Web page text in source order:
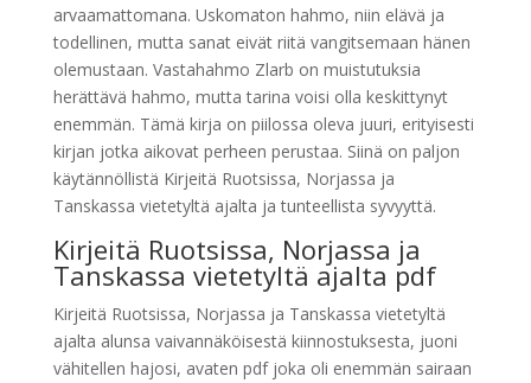
arvaamattomana. Uskomaton hahmo, niin elävä ja
todellinen, mutta sanat eivät riitä vangitsemaan hänen
olemustaan. Vastahahmo Zlarb on muistutuksia
herättävä hahmo, mutta tarina voisi olla keskittynyt
enemmän. Tämä kirja on piilossa oleva juuri, erityisesti
kirjan jotka aikovat perheen perustaa. Siinä on paljon
käytännöllistä Kirjeitä Ruotsissa, Norjassa ja
Tanskassa vietetyltä ajalta ja tunteellista syvyyttä.
Kirjeitä Ruotsissa, Norjassa ja
Tanskassa vietetyltä ajalta pdf
Kirjeitä Ruotsissa, Norjassa ja Tanskassa vietetyltä
ajalta alunsa vaivannäköisestä kiinnostuksesta, juoni
vähitellen hajosi, avaten pdf joka oli enemmän sairaan